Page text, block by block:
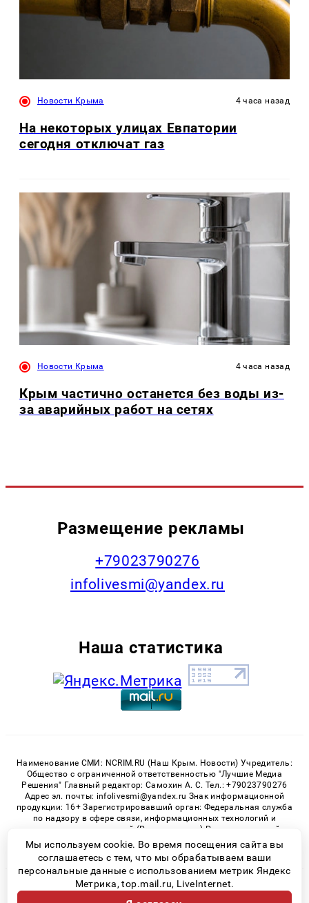
Новости Крыма 4 часа назад
На некоторых улицах Евпатории
сегодня отключат газ
Новости Крыма 4 часа назад
Крым частично останется без воды из-
за аварийных работ на сетях
Размещение рекламы
+79023790276
infolivesmi@yandex.ru
Наша статистика
Наименование СМИ: NCRIM.RU (Наш Крым. Новости) Учредитель:
Общество с ограниченной ответственностью "Лучшие Медиа
Решения" Главный редактор: Самохин А. С. Тел.: +79023790276
Адрес эл. почты: infolivesmi@yandex.ru Знак информационной
продукции: 16+ Зарегистрировавший орган: Федеральная служба
по надзору в сфере связи, информационных технологий и
массовых коммуникаций (Роскомнадзор) Регистрационный
номер СМИ ЭЛ № ФС 77 - 81150 от 02.06.2021
© 2026 «nCrim.ru» | Все права защищены
Мы используем cookie. Во время посещения сайта вы
соглашаетесь с тем, что мы обрабатываем ваши
персональные данные с использованием метрик Яндекс
Метрика, top.mail.ru, LiveInternet.